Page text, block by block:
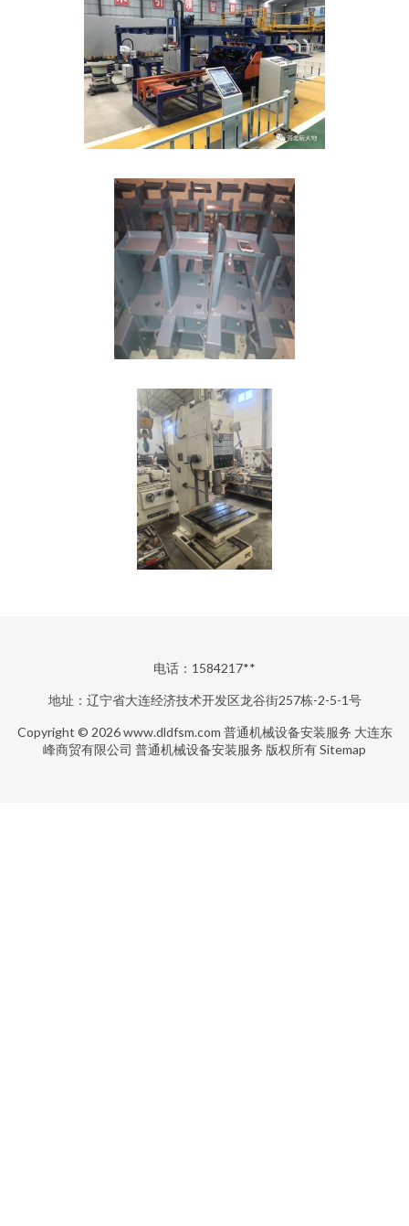
电话：1584217**
地址：辽宁省大连经济技术开发区龙谷街257栋-2-5-1号
Copyright © 2026www.dldfsm.com 普通机械设备安装服务 大连东
峰商贸有限公司 普通机械设备安装服务 版权所有Sitemap